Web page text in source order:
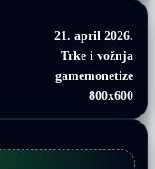
21. april 2026.
Trke i vožnja
gamemonetize
800x600